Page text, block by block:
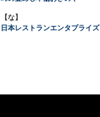
【な】
日本レストランエンタプライズ